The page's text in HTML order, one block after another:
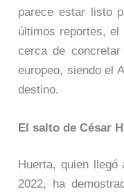
parece estar listo
últimos reportes,
cerca de
europeo, siendo el
destino.
El salto de César
Huerta, quien
2022, ha